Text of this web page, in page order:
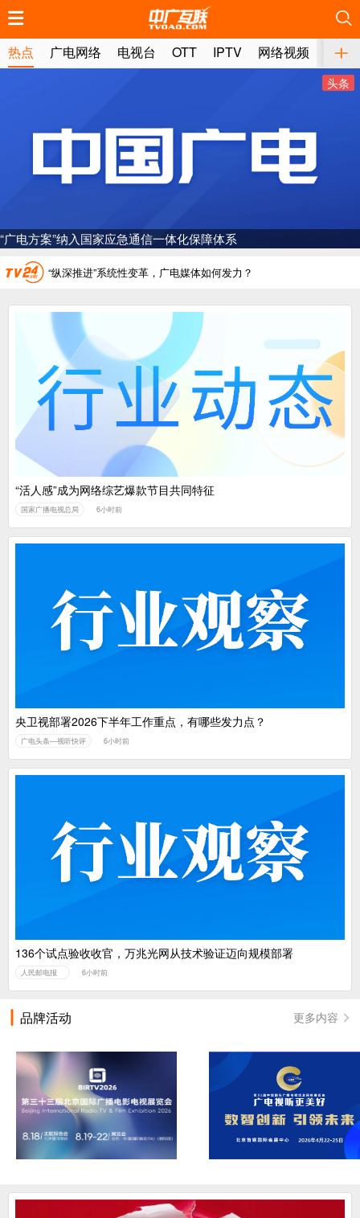
热点 广电网络 电视台 OTT IPTV 网络视频 媒体
头条
储备近400部，“微短剧精品创作传播计划‘五个一批工程’”调度会召开
广电总局对互联网电视自动续费专项治理
中国广电：编制一体化电视技术标准白皮书
一电视频道开播
“纵深推进”系统性变革，广电媒体如何发力？
“一省一网”，中国广电为何走了二十年？
广电总局对互联网电视自动续费专项治理
中国广电：编制一体化电视技术标准白皮书
推荐
“活人感”成为网络综艺爆款节目共同特征
国家广播电视总局 6小时前
推荐
央卫视部署2026下半年工作重点，有哪些发力点？
广电头条—视听快评 6小时前
推荐
136个试点验收收官，万兆光网从技术验证迈向规模部署
人民邮电报 6小时前
品牌活动 更多内容
推荐
推荐
推荐
推荐
推荐
推荐
推荐
推荐
推荐
推荐
推荐
推荐
推荐
推荐
推荐
推荐
推荐